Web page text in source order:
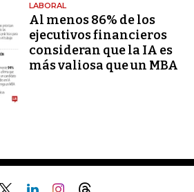
LABORAL
Al menos 86% de los
ejecutivos financieros
consideran que la IA es
más valiosa que un MBA